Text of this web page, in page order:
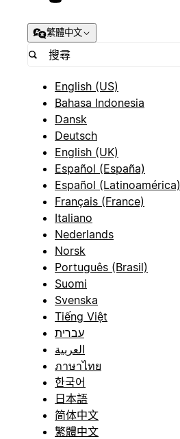
繁體中文
English (US)
Bahasa Indonesia
Dansk
Deutsch
English (UK)
Español (España)
Español (Latinoamérica)
Français (France)
Italiano
Nederlands
Norsk
Português (Brasil)
Suomi
Svenska
Tiếng Việt
עברית
العربية
ภาษาไทย
한국어
日本語
简体中文
繁體中文